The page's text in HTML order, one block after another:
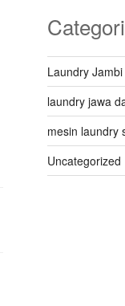
Laundry Jambi
laundry jawa
mesin laundry
Uncategorized